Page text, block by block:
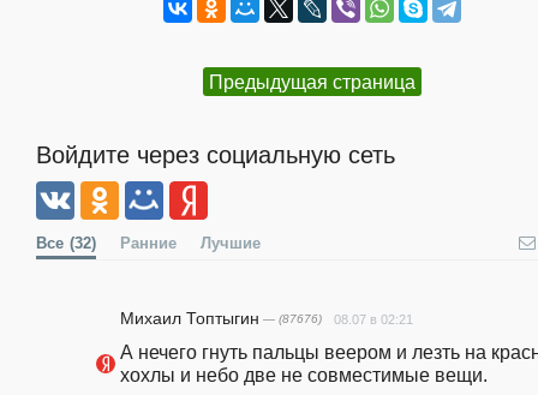
Предыдущая страница
Войдите через социальную сеть
Все (32) Ранние Лучшие
Михаил Топтыгин — (87676) 08.07 в 02:21
А нечего гнуть пальцы веером и лезть на
хохлы и небо две не совместимые вещи.